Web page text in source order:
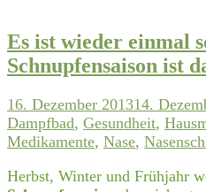
Es ist wieder einmal
Schnupfensaison ist
16. Dezember 201314.
Dampfbad, Gesundheit,
Medikamente, Nase,
Herbst, Winter und Frühjahr